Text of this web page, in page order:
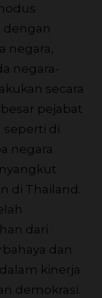
dengan
negara,
negara-
secara
pejabat
seperti di
negara
di Thailand.
dari
dan
kinerja
demokrasi.